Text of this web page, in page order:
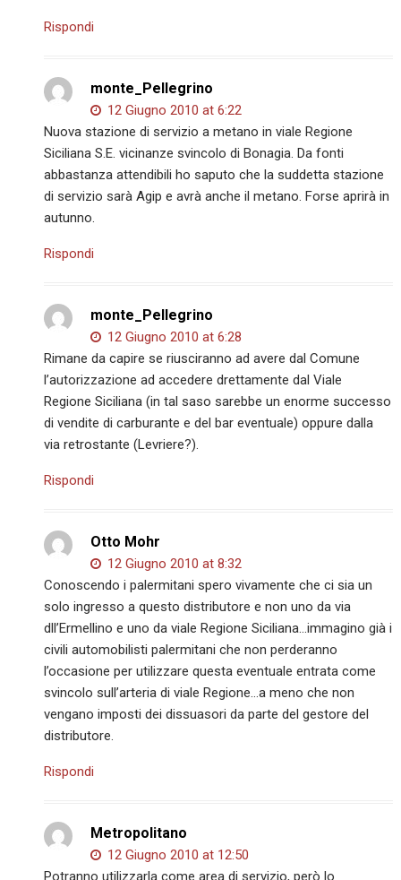
Rispondi
monte_Pellegrino
12 Giugno 2010 at 6:22
Nuova stazione di servizio a metano in viale Regione
Siciliana S.E. vicinanze svincolo di Bonagia. Da fonti
abbastanza attendibili ho saputo che la suddetta stazione
di servizio sarà Agip e avrà anche il metano. Forse aprirà in
autunno.
Rispondi
monte_Pellegrino
12 Giugno 2010 at 6:28
Rimane da capire se riusciranno ad avere dal Comune
l’autorizzazione ad accedere drettamente dal Viale
Regione Siciliana (in tal saso sarebbe un enorme successo
di vendite di carburante e del bar eventuale) oppure dalla
via retrostante (Levriere?).
Rispondi
Otto Mohr
12 Giugno 2010 at 8:32
Conoscendo i palermitani spero vivamente che ci sia un
solo ingresso a questo distributore e non uno da via
dll’Ermellino e uno da viale Regione Siciliana…immagino già i
civili automobilisti palermitani che non perderanno
l’occasione per utilizzare questa eventuale entrata come
svincolo sull’arteria di viale Regione…a meno che non
vengano imposti dei dissuasori da parte del gestore del
distributore.
Rispondi
Metropolitano
12 Giugno 2010 at 12:50
Potranno utilizzarla come area di servizio, però lo